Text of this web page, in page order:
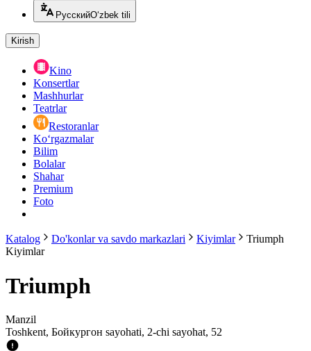
РусскийO‘zbek tili
Kirish
Kino
Konsertlar
Mashhurlar
Teatrlar
Restoranlar
Ko‘rgazmalar
Bilim
Bolalar
Shahar
Premium
Foto
Katalog Do'konlar va savdo markazlari Kiyimlar
Triumph
Kiyimlar
Triumph
Manzil
Toshkent, Бойкургон sayohati, 2-chi sayohat, 52